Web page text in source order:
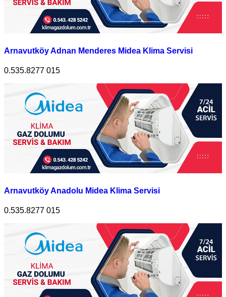
Arnavutköy Adnan Menderes Midea Klima Servisi
0.535.8277 015
Arnavutköy Anadolu Midea Klima Servisi
0.535.8277 015